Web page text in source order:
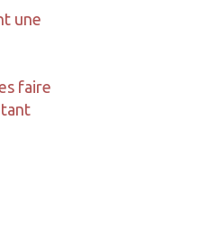
une
faire